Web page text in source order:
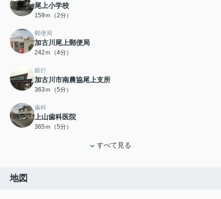
尾上小学校
159ｍ（2分）
郵便局
加古川尾上郵便局
242ｍ（4分）
銀行
加古川市南農協尾上支所
363ｍ（5分）
歯科
上山歯科医院
365ｍ（5分）
すべて見る
地図